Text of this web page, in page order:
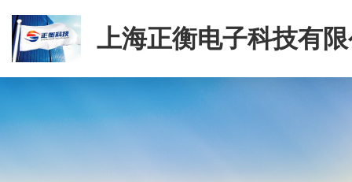
上海正衡电子科技有